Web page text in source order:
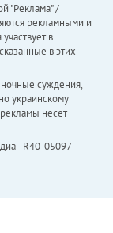
"Реклама" /
рекламными и
в
в этих
суждения,
украинскому
рекламы несет
- R40-05097